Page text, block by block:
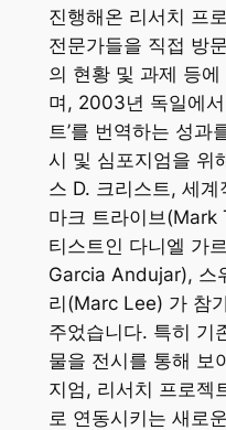
진행해온 리서치 프
전문가들을 직접 방
의 현황 및 과제 등
며, 2003년 독일에
트’를 번역하는 성과
시 및 심포지엄을 위
스 D. 크리스트, 세
마크 트라이브(Mark
티스트인 다니엘 가
Garcia Andujar), 스
리(Marc Lee) 가 참
주었습니다. 특히 기
물을 전시를 통해 보
지엄, 리서치 프로젝
로 연동시키는 새로